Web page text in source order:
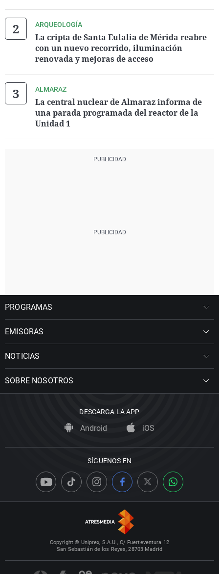
ARQUEOLOGÍA
La cripta de Santa Eulalia de Mérida reabre
con un nuevo recorrido, iluminación
renovada y mejoras de acceso
ALMARAZ
La central nuclear de Almaraz informa de
una parada programada del reactor de la
Unidad 1
PROGRAMAS
EMISORAS
NOTICIAS
SOBRE NOSOTROS
DESCARGA LA APP
Android iOS
SÍGUENOS EN
Copyright © Uniprex, S.A.U., C/ Fuerteventura 12
San Sebastián de los Reyes, 28703 Madrid